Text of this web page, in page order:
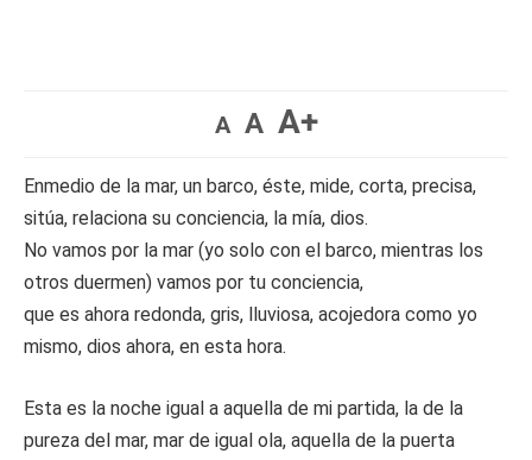
A A A+
Enmedio de la mar, un barco, éste, mide, corta, precisa,
sitúa, relaciona su conciencia, la mía, dios.
No vamos por la mar (yo solo con el barco, mientras los
otros duermen) vamos por tu conciencia,
que es ahora redonda, gris, lluviosa, acojedora como yo
mismo, dios ahora, en esta hora.
Esta es la noche igual a aquella de mi partida, la de la
pureza del mar, mar de igual ola, aquella de la puerta